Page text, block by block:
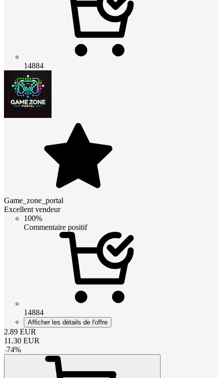
14884
Game_zone_portal
Excellent vendeur
100%
Commentaire positif
14884
Afficher les détails de l'offre
2.89 EUR
11.30 EUR
-74%